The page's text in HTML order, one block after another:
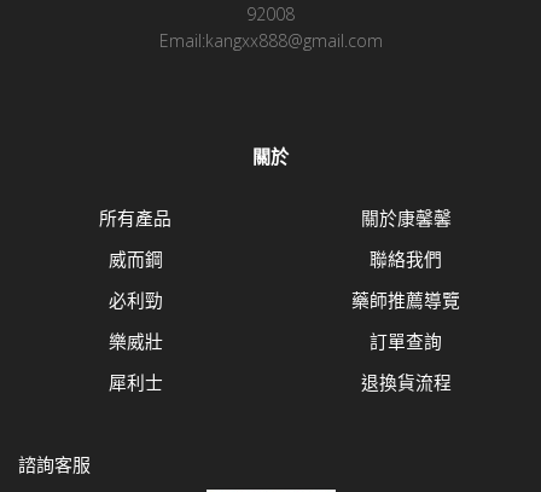
92008
Email:kangxx888@gmail.com
關於
所有產品
威而鋼
必利勁
樂威壯
犀利士
關於康馨馨
聯絡我們
藥師推薦導覽
訂單查詢
退換貨流程
諮詢客服